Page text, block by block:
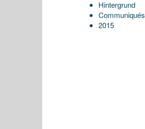
Hintergrund
Communiqués
2015